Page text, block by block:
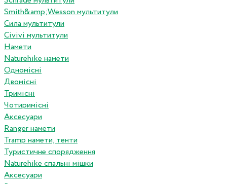
Smith&amp;Wesson мультитули
Сила мультитули
Civivi мультитули
Намети
Naturehike намети
Одномісні
Двомісні
Тримісні
Чотиримісні
Аксесуари
Ranger намети
Tramp намети, тенти
Туристичне спорядження
Naturehike спальні мішки
Аксесуари